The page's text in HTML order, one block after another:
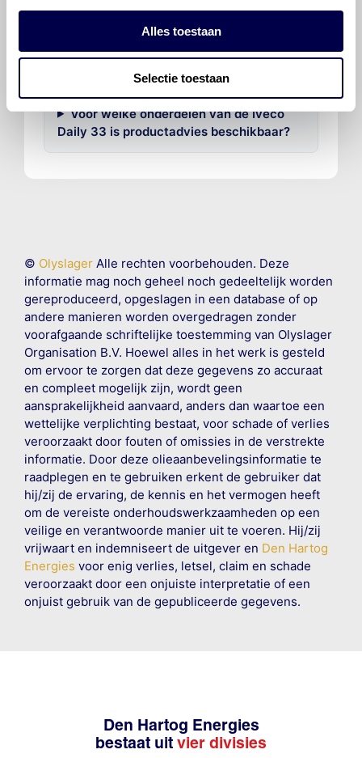
Alles toestaan
Selectie toestaan
Voor welke onderdelen van de Iveco
Daily 33 is productadvies beschikbaar?
© OlyslagerAlle rechten voorbehouden. Deze
informatie mag noch geheel noch gedeeltelijk worden
gereproduceerd, opgeslagen in een database of op
andere manieren worden overgedragen zonder
voorafgaande schriftelijke toestemming van Olyslager
Organisation B.V. Hoewel alles in het werk is gesteld
om ervoor te zorgen dat deze gegevens zo accuraat
en compleet mogelijk zijn, wordt geen
aansprakelijkheid aanvaard, anders dan waartoe een
wettelijke verplichting bestaat, voor schade of verlies
veroorzaakt door fouten of omissies in de verstrekte
informatie. Door deze olieaanbevelingsinformatie te
raadplegen en te gebruiken erkent de gebruiker dat
hij/zij de ervaring, de kennis en het vermogen heeft
om de vereiste onderhoudswerkzaamheden op een
veilige en verantwoorde manier uit te voeren. Hij/zij
vrijwaart en indemniseert de uitgever en Den Hartog
Energies voor enig verlies, letsel, claim en schade
veroorzaakt door een onjuiste interpretatie of een
onjuist gebruik van de gepubliceerde gegevens.
Den Hartog Energies
bestaat uit vier divisies